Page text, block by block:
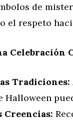
de
el respeto
Celebración
Tradiciones:
Halloween
Creencias: